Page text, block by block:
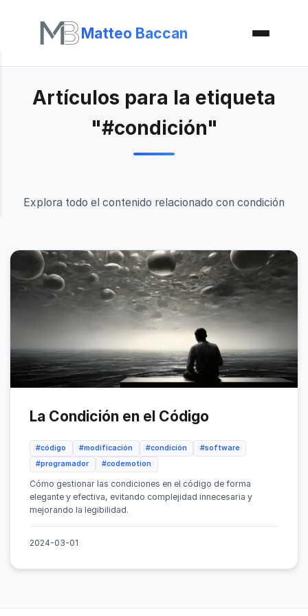
Matteo Baccan
Artículos para la etiqueta
"#condición"
Explora todo el contenido relacionado con condición
La Condición en el Código
#código #modificación #condición
#software
#programador
#codemotion
Cómo gestionar las condiciones en el código de forma
elegante y efectiva, evitando complejidad innecesaria y
mejorando la legibilidad.
2024-03-01